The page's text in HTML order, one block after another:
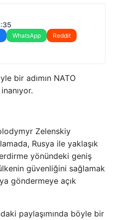
WhatsApp
Reddit
bir adımın NATO
Zelenskiy
Rusya ile yaklaşık
yönündeki geniş
güvenliğini sağlamak
göndermeye açık
paylaşımında böyle bir